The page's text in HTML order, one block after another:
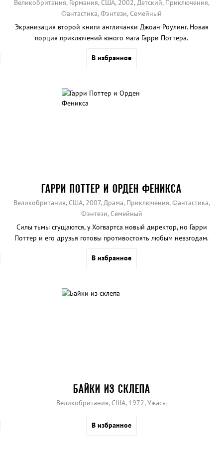
Великобритания, Германия, США, 2002, Детский, Приключения,
Фантастика, Фэнтези, Семейный
Экранизация второй книги англичанки Джоан Роулинг. Новая
порция приключений юного мага Гарри Поттера.
В избранное
ГАРРИ ПОТТЕР И ОРДЕН ФЕНИКСА
Великобритания, США, 2007, Драма, Приключения, Фантастика,
Фэнтези, Семейный
Силы тьмы сгущаются, у Хогвартса новый директор, но Гарри
Поттер и его друзья готовы противостоять любым невзгодам.
В избранное
БАЙКИ ИЗ СКЛЕПА
Великобритания, США, 1972, Ужасы
В избранное